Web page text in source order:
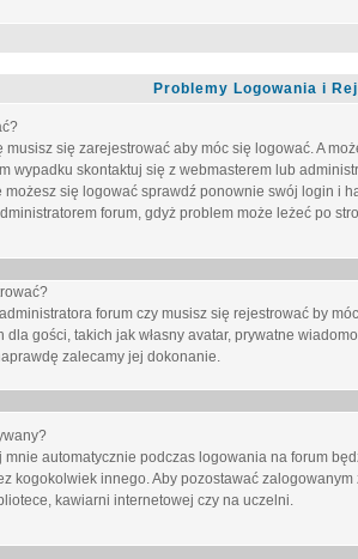
Problemy Logowania i
się zarejestrować aby móc się logować. A
wypadku skontaktuj się z webmasterem lub
się logować sprawdź ponownie swój login i
forum, gdyż problem może leżeć po
forum czy musisz się rejestrować by
gości, takich jak własny avatar, prywatne
zalecamy jej dokonanie.
mnie automatycznie podczas logowania na forum
kogokolwiek innego. Aby pozostawać
kawiarni internetowej czy na uczelni.